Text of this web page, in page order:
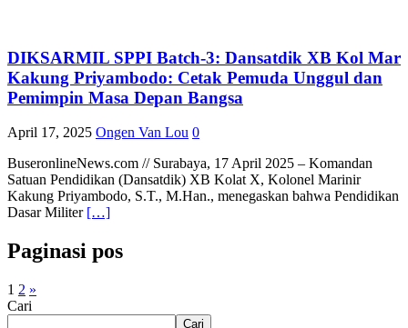
DIKSARMIL SPPI Batch-3: Dansatdik XB Kol Mar
Kakung Priyambodo: Cetak Pemuda Unggul dan
Pemimpin Masa Depan Bangsa
April 17, 2025 Ongen Van Lou 0
BuseronlineNews.com // Surabaya, 17 April 2025 – Komandan
Satuan Pendidikan (Dansatdik) XB Kolat X, Kolonel Marinir
Kakung Priyambodo, S.T., M.Han., menegaskan bahwa Pendidikan
Dasar Militer […]
Paginasi pos
1 2 »
Cari
Cari